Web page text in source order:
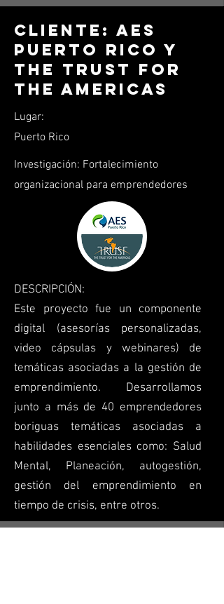
Cliente: AES
Puerto Rico y
The Trust for
the Americas
Lugar:
Puerto Rico
Investigación: Fortalecimiento
organizacional para emprendedores
DESCRIPCIÓN:
Este proyecto fue un componente
digital (asesorías personalizadas,
video cápsulas y webinares) de
temáticas asociadas a la gestión de
emprendimiento. Desarrollamos
junto a más de 40 emprendedores
boriguas temáticas asociadas a
habilidades esenciales como: Salud
Mental, Planeación, autogestión,
gestión del emprendimiento en
tiempo de crisis, entre otros.